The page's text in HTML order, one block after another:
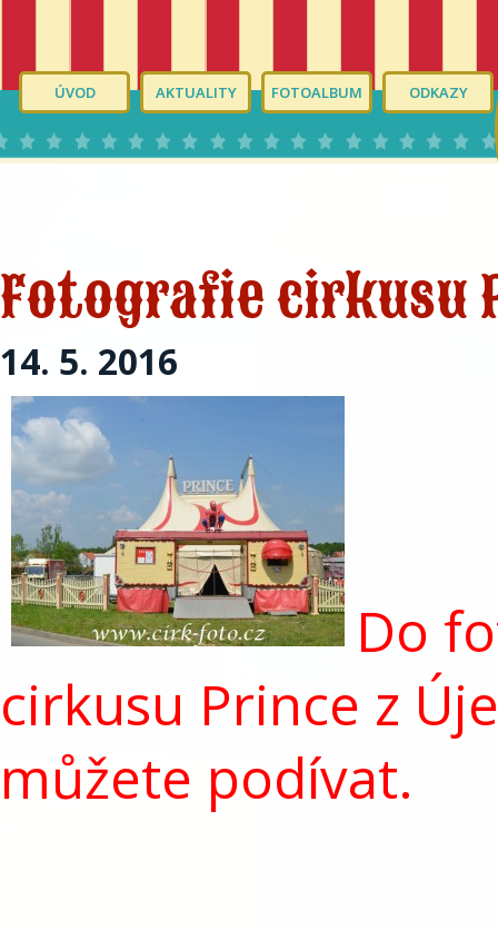
ÚVOD AKTUALITY FOTOALBUM ODKAZY
Fotografie cirkusu
14. 5. 2016
Do
cirkusu Prince z
můžete podívat.